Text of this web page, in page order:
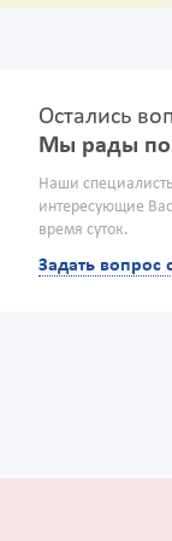
Остались
Мы рады
Наши
интересующие
время суток.
Задать вопрос